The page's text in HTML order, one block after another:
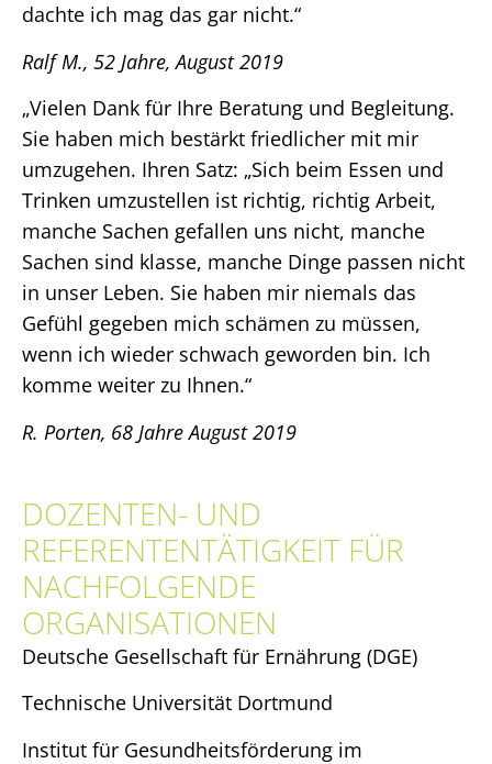
dachte ich mag das gar nicht.“
Ralf M., 52 Jahre, August 2019
„Vielen Dank für Ihre Beratung und Begleitung.
Sie haben mich bestärkt friedlicher mit mir
umzugehen. Ihren Satz: „Sich beim Essen und
Trinken umzustellen ist richtig, richtig Arbeit,
manche Sachen gefallen uns nicht, manche
Sachen sind klasse, manche Dinge passen nicht
in unser Leben. Sie haben mir niemals das
Gefühl gegeben mich schämen zu müssen,
wenn ich wieder schwach geworden bin. Ich
komme weiter zu Ihnen.“
R. Porten, 68 Jahre August 2019
DOZENTEN- UND
REFERENTENTÄTIGKEIT FÜR
NACHFOLGENDE
ORGANISATIONEN
Deutsche Gesellschaft für Ernährung (DGE)
Technische Universität Dortmund
Institut für Gesundheitsförderung im